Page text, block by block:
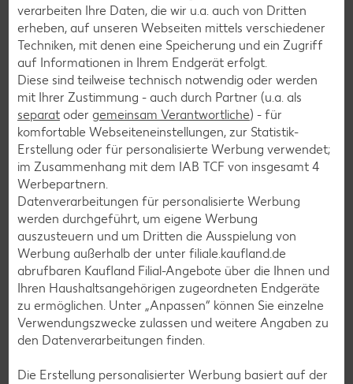
Apfelkuchen-Rezepte
Schokokuchen-Rezepte
Torten-Rezepte
Eis-Rezepte
Pfannkuchen-Rezepte
Plätzchen-Rezepte
Smoothie-Rezepte
Bowle-Rezepte
Cocktail-Rezepte
Avocado-Rezepte
Erdbeer-Rezepte
Blaubeer-Rezepte
verarbeiten Ihre Daten, die wir u.a. auch von Dritten
erheben, auf unseren Webseiten mittels verschiedener
Techniken, mit denen eine Speicherung und ein Zugriff
auf Informationen in Ihrem Endgerät erfolgt.
Diese sind teilweise technisch notwendig oder werden
mit Ihrer Zustimmung - auch durch Partner (u.a. als
separat oder gemeinsam Verantwortliche) - für
komfortable Webseiteneinstellungen, zur Statistik-
Erstellung oder für personalisierte Werbung verwendet;
im Zusammenhang mit dem IAB TCF von insgesamt 4
Werbepartnern.
Datenverarbeitungen für personalisierte Werbung
werden durchgeführt, um eigene Werbung
auszusteuern und um Dritten die Ausspielung von
Werbung außerhalb der unter filiale.kaufland.de
abrufbaren Kaufland Filial-Angebote über die Ihnen und
Ihren Haushaltsangehörigen zugeordneten Endgeräte
zu ermöglichen. Unter „Anpassen“ können Sie einzelne
Verwendungszwecke zulassen und weitere Angaben zu
den Datenverarbeitungen finden.
Die Erstellung personalisierter Werbung basiert auf der